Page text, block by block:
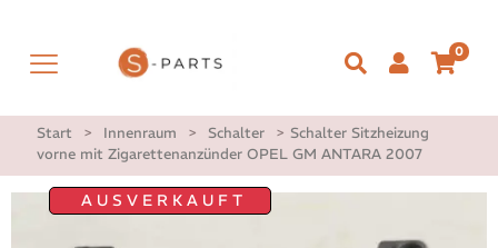
0
Start > Innenraum > Schalter > Schalter Sitzheizung
vorne mit Zigarettenanzünder OPEL GM ANTARA 2007
AUSVERKAUFT